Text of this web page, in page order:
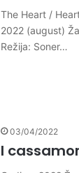
The Heart /
2022 (august)
Režija: Soner…
03/04/2022
I